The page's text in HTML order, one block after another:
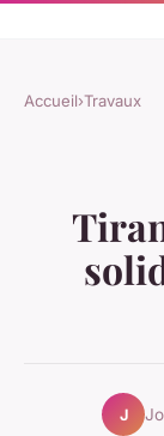
Accueil›Travaux
J